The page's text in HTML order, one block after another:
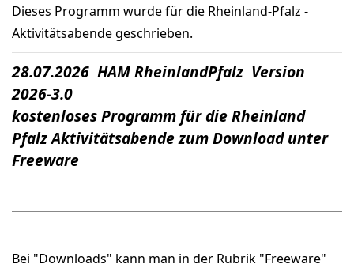
Dieses Programm wurde für die Rheinland-Pfalz -
Aktivitätsabende geschrieben.
28.07.2026 HAM RheinlandPfalz Version
2026-3.0
kostenloses Programm für die Rheinland
Pfalz Aktivitätsabende zum Download unter
Freeware
Bei "Downloads" kann man in der Rubrik "Freeware"